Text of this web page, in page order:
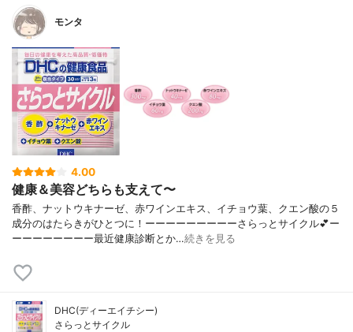
モンタ
4.00
健康＆美容どちらも支えて〜
香酢、ナットウキナーゼ、赤ワインエキス、イチョウ葉、クエン酸の５
成分のはたらきがひとつに！ーーーーーーーーーさらっとサイクル💕ー
ーーーーーーーー最近健康診断とか…続きを見る
DHC(ディーエイチシー)
さらっとサイクル